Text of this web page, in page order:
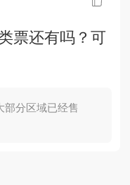
票还有吗？可
部分区域已经售